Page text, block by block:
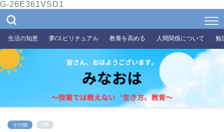
G-26E361VSD1
生活の知恵 夢/スピリチュアル 教養を高める 人間関係について 勉
その他 PR